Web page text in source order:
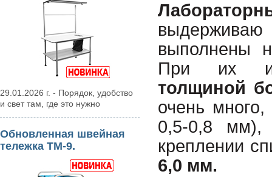
29.01.2026 г. - Порядок, удобство
и свет там, где это нужно
Обновленная швейная
тележка ТМ-9.
выдерживаю
выполнены
При их
толщиной
очень
0,5-0,8 мм),
креплении
6,0 мм.